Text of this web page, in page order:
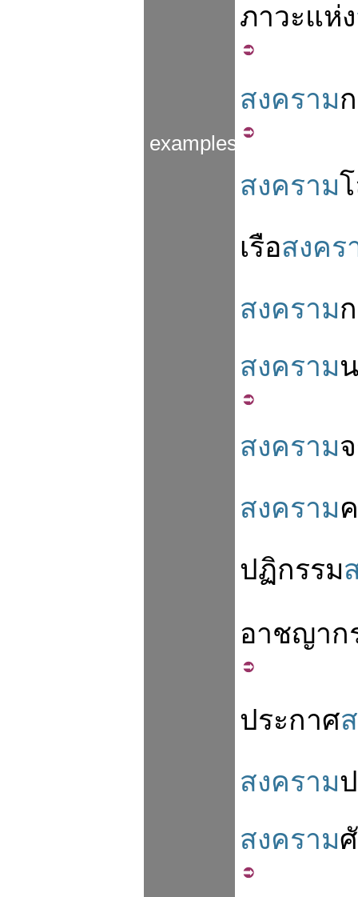
examples
ภาวะแห่ง
สงคราม
สงคราม
เรือสงคร
สงคราม
สงคราม
สงคราม
สงคราม
ปฏิกรรม
อาชญาก
ประกาศ
สงคราม
สงคราม